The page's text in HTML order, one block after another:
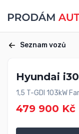
Seznam vozů
Hyundai i30
1,5 T-GDI 103kW
479 900 Kč